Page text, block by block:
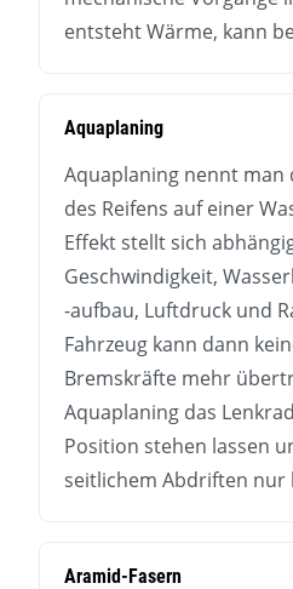
entsteht Wärme, kann
Aquaplaning
Aquaplaning nennt man
des Reifens auf einer
Effekt stellt sich
Geschwindigkeit,
-aufbau, Luftdruck und
Fahrzeug kann dann
Bremskräfte mehr
Aquaplaning das
Position stehen lassen
seitlichem Abdriften nur
Aramid-Fasern